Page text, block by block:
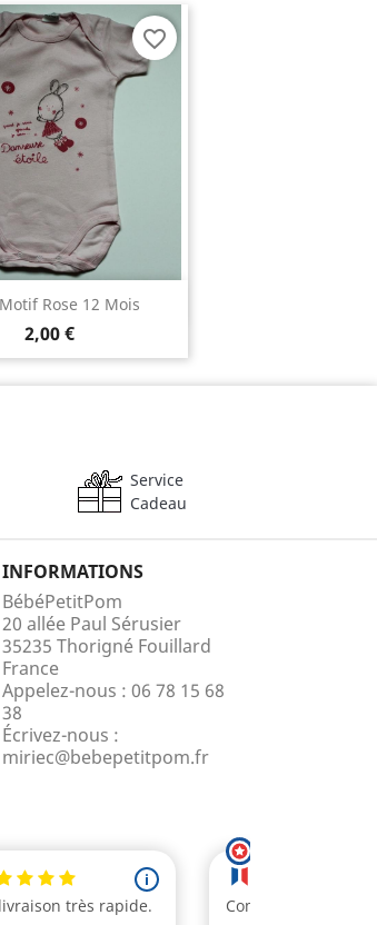
Rose 12 Mois
2,00 €
Aperçu rapide
favorite_border
Service
Cadeau
INFORMATIONS
BébéPetitPom
20 allée Paul Sérusier
35235 Thorigné Fouillard
France
Appelez-nous : 06 78 15 68
38
Écrivez-nous :
miriec@bebepetitpom.fr